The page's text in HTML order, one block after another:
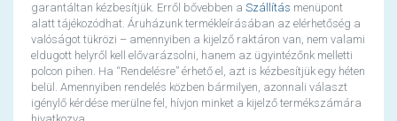
garantáltan kézbesítjük. Erről bővebben a Szállítás menüpont
alatt tájékozódhat. Áruházunk termékleírásában az elérhetőség a
valóságot tükrözi – amennyiben a kijelző raktáron van, nem valami
eldugott helyről kell elővarázsolni, hanem az ügyintézőnk melletti
polcon pihen. Ha “Rendelésre” érhető el, azt is kézbesítjük egy héten
belül. Amennyiben rendelés közben bármilyen, azonnali választ
igénylő kérdése merülne fel, hívjon minket a kijelző termékszámára